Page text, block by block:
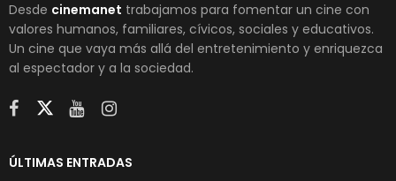
Desde cinemanet trabajamos para fomentar un cine con
valores humanos, familiares, cívicos, sociales y educativos.
Un cine que vaya más allá del entretenimiento y enriquezca
al espectador y a la sociedad.
ÚLTIMAS ENTRADAS